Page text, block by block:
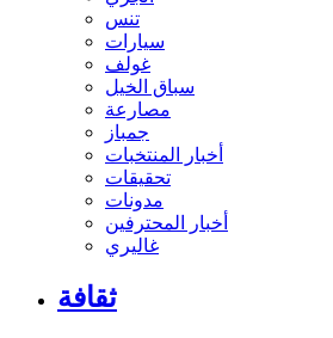
تنس
سيارات
غولف
سباق الخيل
مصارعة
جمباز
أخبار المنتخبات
تحقيقات
مدونات
أخبار المحترفين
غاليري
ثقافة